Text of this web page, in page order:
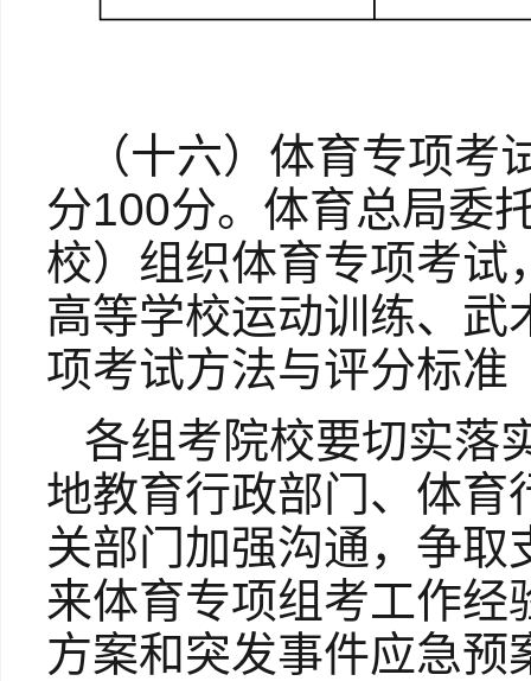
（十六）体育专项
分100分。体育总局委
校）组织体育专项考试
高等学校运动训练、武
项考试方法与评分标准
各组考院校要切实落
地教育行政部门、体育
关部门加强沟通，争取
来体育专项组考工作经
方案和突发事件应急预